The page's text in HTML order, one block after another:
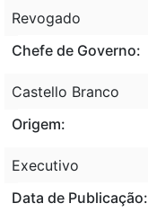
Revogado
Chefe de Governo:
Castello Branco
Origem:
Executivo
Data de Publicação: